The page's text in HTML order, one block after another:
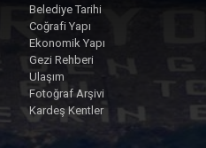
Belediye Tarihi
Coğrafi Yapı
Ekonomik Yapı
Gezi Rehberi
Ulaşım
Fotoğraf Arşivi
Kardeş Kentler